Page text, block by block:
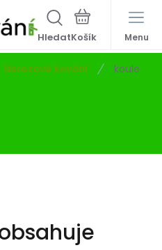
Hledat Menu
Nerezové kování koule